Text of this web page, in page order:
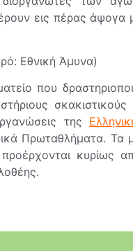
εις πέρας άψογα
Εθνική Άμυνα)
που
της
Πρωταθλήματα. Τα
κυρίως